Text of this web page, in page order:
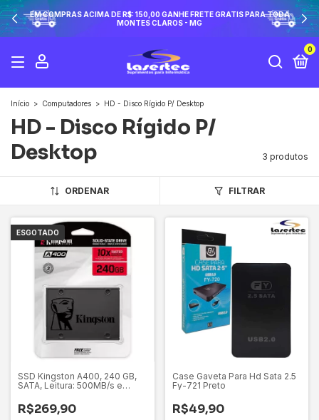
EM COMPRAS ACIMA DE R$: 150,00 GANHE FRETE GRATIS PARA TODA
MONTES CLAROS - MG
0
Início > Computadores > HD - Disco Rígido P/ Desktop
HD - Disco Rígido P/
Desktop
3 produtos
ORDENAR FILTRAR
ESGOTADO
SSD Kingston A400, 240 GB,
SATA, Leitura: 500MB/s e
SA400S37/240G
R$269,90
Case Gaveta Para Hd Sata 2.5
Fy-721 Preto
R$49,90